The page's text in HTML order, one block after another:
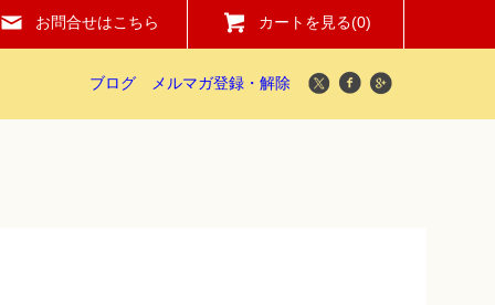
お問合せはこちら カートを見る(0)
ブログ メルマガ登録・解除